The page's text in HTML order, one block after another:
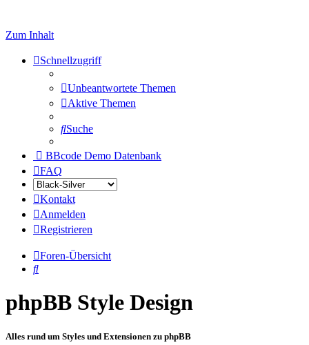
Zum Inhalt
Schnellzugriff
Unbeantwortete Themen
Aktive Themen
Suche
BBcode Demo Datenbank
FAQ
Kontakt
Anmelden
Registrieren
Foren-Übersicht
Suche
phpBB Style Design
Alles rund um Styles und Extensionen zu phpBB